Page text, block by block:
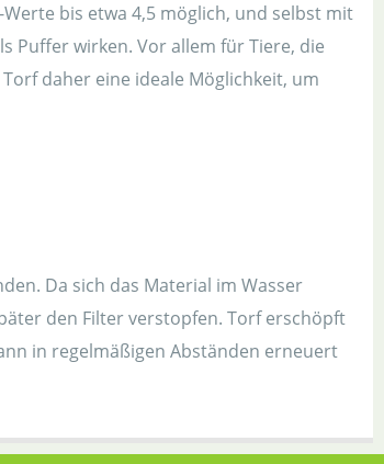
bis etwa 4,5 möglich, und selbst mit
Puffer wirken. Vor allem für Tiere, die
daher eine ideale Möglichkeit, um
Da sich das Material im Wasser
den Filter verstopfen. Torf erschöpft
in regelmäßigen Abständen erneuert